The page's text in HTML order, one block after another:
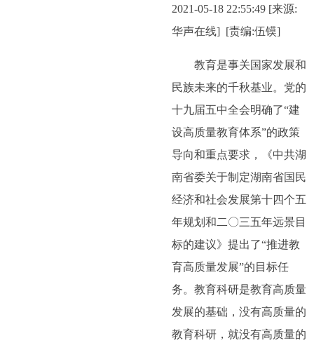
2021-05-18 22:55:49 [来源:
华声在线] [责编:伍镆]
教育是事关国家发展和
民族未来的千秋基业。党的
十九届五中全会明确了“建
设高质量教育体系”的政策
导向和重点要求，《中共湖
南省委关于制定湖南省国民
经济和社会发展第十四个五
年规划和二〇三五年远景目
标的建议》提出了“推进教
育高质量发展”的目标任
务。教育科研是教育高质量
发展的基础，没有高质量的
教育科研，就没有高质量的